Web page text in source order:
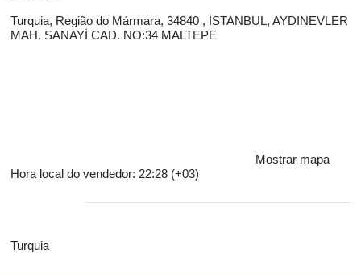
Turquia, Região do Mármara, 34840 , İSTANBUL, AYDINEVLER
MAH. SANAYİ CAD. NO:34 MALTEPE
Mostrar mapa
Hora local do vendedor: 22:28 (+03)
Turquia